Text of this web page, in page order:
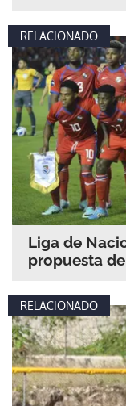
RELACIONADO
Liga de
propuesta
RELACIONADO